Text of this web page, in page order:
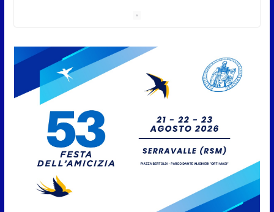
approvato
6 Agosto 2026
Protezione Civile San Marino.
della fase preliminare di
preallarme, dal 3 al 9 agosto
6 Agosto 2026
“San Marino Antiqua –
Leggende e storie del Titano”: